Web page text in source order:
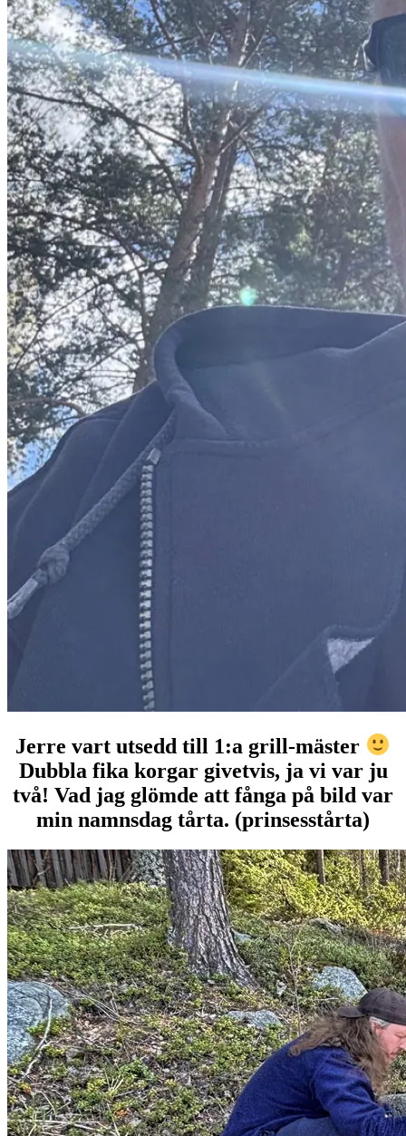
Jerre vart utsedd till 1:a grill-mäster
Dubbla fika korgar givetvis, ja vi var ju
två! Vad jag glömde att fånga på bild var
min namnsdag tårta. (prinsesstårta)